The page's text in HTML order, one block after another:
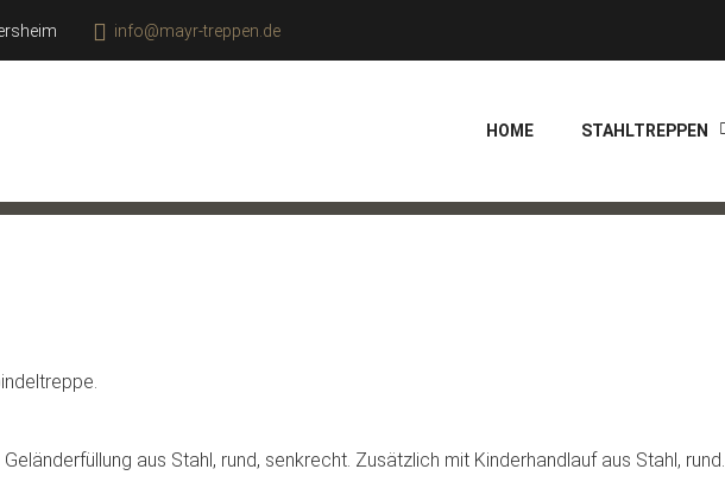
info@mayr-treppen.de
HOME STAHLTREPPEN
aus Stahl, rund, senkrecht. Zusätzlich mit Kinderhandlauf aus Stahl, rund.